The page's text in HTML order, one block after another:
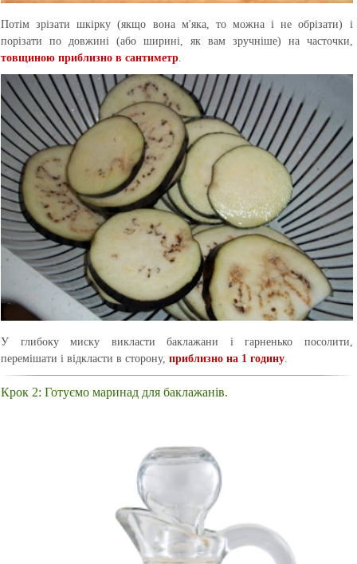
Потім зрізати шкірку (якщо вона м'яка, то можна і не обрізати) і
порізати по довжині (або ширині, як вам зручніше) на часточки,
товщиною приблизно в сантиметр
У глибоку миску викласти баклажани і гарненько посолити,
перемішати і відкласти в сторону, приблизно на 1 годину
Крок 2: Готуємо маринад для баклажанів.